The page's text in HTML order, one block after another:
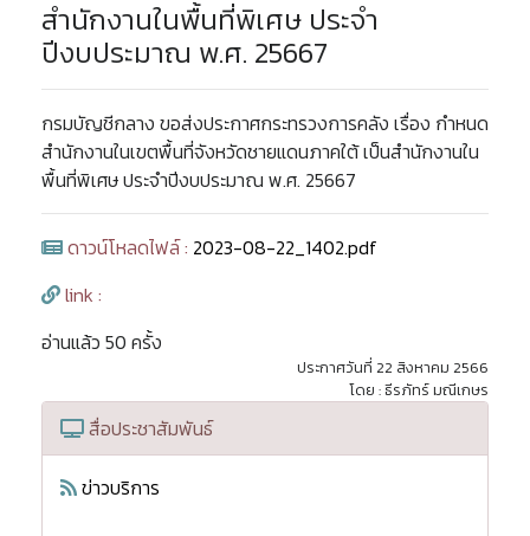
สำนักงานในพื้นที่พิเศษ ประจำ
ปีงบประมาณ พ.ศ. 25667
กรมบัญชีกลาง ขอส่งประกาศกระทรวงการคลัง เรื่อง กำหนด
สำนักงานในเขตพื้นที่จังหวัดชายแดนภาคใต้ เป็นสำนักงานใน
พื้นที่พิเศษ ประจำปีงบประมาณ พ.ศ. 25667
ดาวน์โหลดไฟล์ : 2023-08-22_1402.pdf
link :
อ่านแล้ว 50 ครั้ง
ประกาศวันที่ 22 สิงหาคม 2566
โดย : ธีรภัทร์ มณีเกษร
สื่อประชาสัมพันธ์
ข่าวบริการ